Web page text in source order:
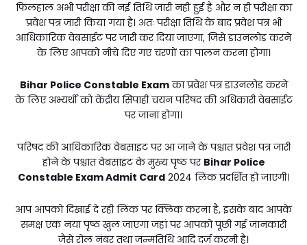
फिलहाल अभी परीक्षा की नई तिथि जारी नहीं हुई है और न ही परीक्षा का
प्रवेश पत्र जारी किया गया है। अतः परीक्षा तिथि के बाद प्रवेश पत्र भी
आधिकारिक वेबसाईट पर जारी कर दिया जाएगा, जिसे डाउनलोड करने
के लिए आपको नीचे दिए गए चरणों का पालन करना होगा।
Bihar Police Constable Examका प्रवेश पत्र डाउनलोड करने
के लिए अभ्यर्थी को केंद्रीय सिपाही चयन परिषद की अधिकारी वेबसाईट
पर जाना होगा।
परिषद की आधिकारिक वेबसाइट पर आ जाने के पश्चात प्रवेश पत्र जारी
होने के पश्चात वेबसाइट के मुख्य पृष्ठ पर Bihar Police
Constable Exam Admit Card 2024 लिंक प्रदर्शित हो जाएगी।
आप आपको दिखाई दे रही लिंक पर क्लिक करना है, इसके बाद आपके
समक्ष एक नया पृष्ठ खुल जाएगा जहां पर आपको पूछी गई जानकारी
जैसे रोल नंबर तथा जन्मतिथि आदि दर्ज करनी है।